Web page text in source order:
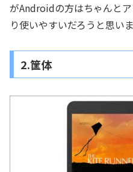
がAndroidの方はちゃんと
り使いやすいだろうと思いま
2.筐体